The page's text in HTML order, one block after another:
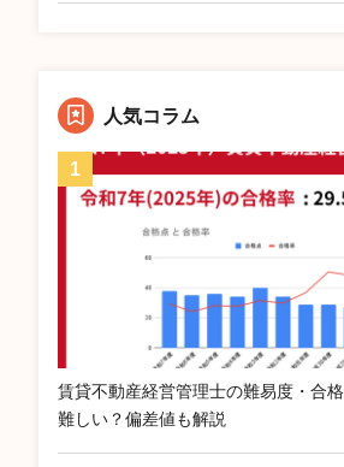
人気コラム
賃貸不動産経営管理士の難易度・合
難しい？偏差値も解説